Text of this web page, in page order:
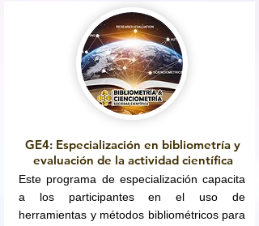
GE4: Especialización en bibliometría y
evaluación de la actividad científica
Este programa de especialización capacita
a los participantes en el uso de
herramientas y métodos bibliométricos para